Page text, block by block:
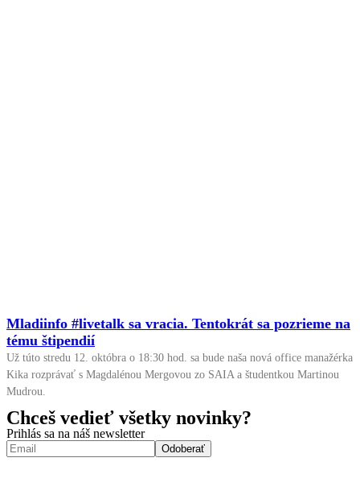
Mladiinfo #livetalk sa vracia. Tentokrát sa pozrieme na
tému štipendií
Už túto stredu 12. októbra o 18:30 hod. sa bude naša nová office manažérka
Kika rozprávať s Magdalénou Mergovou zo SAIA a študentkou Martinou
Mudrou.
Chceš vedieť všetky novinky?
Prihlás sa na náš newsletter